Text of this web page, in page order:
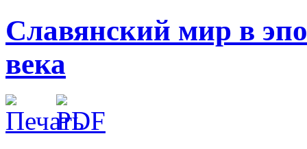
Славянский мир в
века